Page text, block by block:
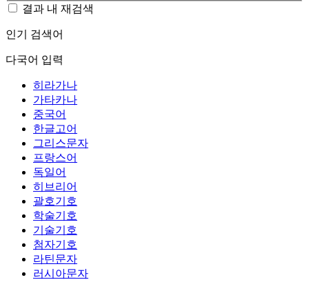
결과 내 재검색
인기 검색어
다국어 입력
히라가나
가타카나
중국어
한글고어
그리스문자
프랑스어
독일어
히브리어
괄호기호
학술기호
기술기호
첨자기호
라틴문자
러시아문자